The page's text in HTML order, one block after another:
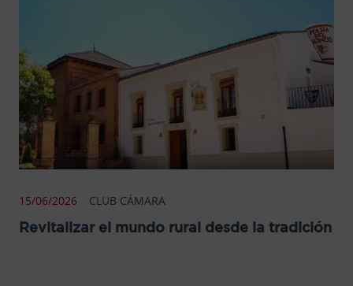
15/06/2026 CLUB CÁMARA
Revitalizar el mundo rural desde la tradición